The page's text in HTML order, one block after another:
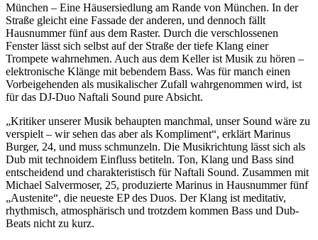
München – Eine Häusersiedlung am Rande von München. In der
Straße gleicht eine Fassade der anderen, und dennoch fällt
Hausnummer fünf aus dem Raster. Durch die verschlossenen
Fenster lässt sich selbst auf der Straße der tiefe Klang einer
Trompete wahrnehmen. Auch aus dem Keller ist Musik zu hören –
elektronische Klänge mit bebendem Bass. Was für manch einen
Vorbeigehenden als musikalischer Zufall wahrgenommen wird, ist
für das DJ-Duo Naftali Sound pure Absicht.
„Kritiker unserer Musik behaupten manchmal, unser Sound wäre zu
verspielt – wir sehen das aber als Kompliment“, erklärt Marinus
Burger, 24, und muss schmunzeln. Die Musikrichtung lässt sich als
Dub mit technoidem Einfluss betiteln. Ton, Klang und Bass sind
entscheidend und charakteristisch für Naftali Sound. Zusammen mit
Michael Salvermoser, 25, produzierte Marinus in Hausnummer fünf
„Austenite“, die neueste EP des Duos. Der Klang ist meditativ,
rhythmisch, atmosphärisch und trotzdem kommen Bass und Dub-
Beats nicht zu kurz.